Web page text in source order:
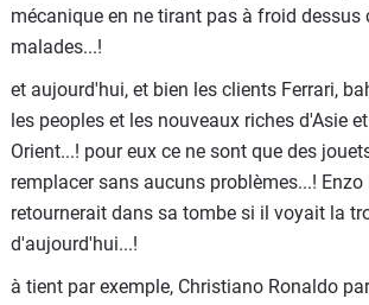
Les "kéké" comme tu dis, font quelques
la demande des piétons, pour assouvir la
autres !
Et ces "kéké" se permettent une fois
s'amuser avec leurs voitures hors de prix
partager aux autres. Donc désolé si tu es
pour moi ces kéké la, ils participent
et l'ambiance générale des 24h du Mans !
Et au lieu de parler de manque de
mécanique en ne tirant pas à froid dessus
malades...!
et aujourd'hui, et bien les clients Ferrari,
les peoples et les nouveaux riches d'Asie
Orient...! pour eux ce ne sont que des
remplacer sans aucuns problèmes...! Enzo
retournerait dans sa tombe si il voyait la
d'aujourd'hui...!
à tient par exemple, Christiano Ronaldo